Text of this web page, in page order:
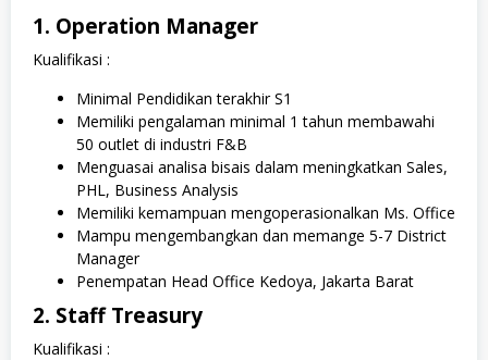
1. Operation Manager
Kualifikasi :
Minimal Pendidikan terakhir S1
Memiliki pengalaman minimal 1 tahun membawahi
50 outlet di industri F&B
Menguasai analisa bisais dalam meningkatkan Sales,
PHL, Business Analysis
Memiliki kemampuan mengoperasionalkan Ms. Office
Mampu mengembangkan dan memange 5-7 District
Manager
Penempatan Head Office Kedoya, Jakarta Barat
2. Staff Treasury
Kualifikasi :